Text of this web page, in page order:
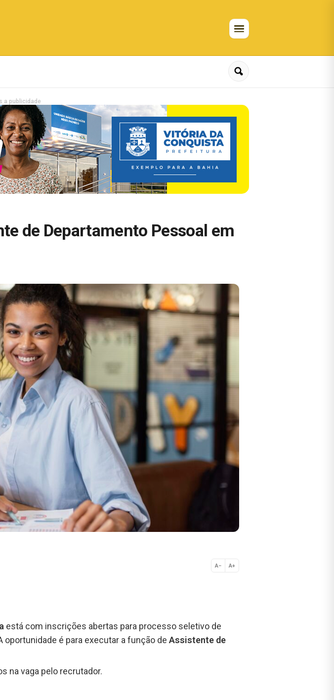
a publicidade
de Departamento Pessoal em
A− A+
Normal
está com inscrições abertas para processo seletivo de
oportunidade é para executar a função de Assistente de
na vaga pelo recrutador.